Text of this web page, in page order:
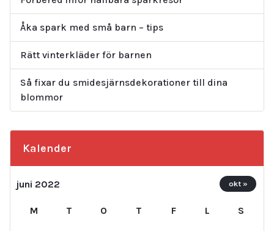
Åka spark med små barn – tips
Rätt vinterkläder för barnen
Så fixar du smidesjärnsdekorationer till dina
blommor
Kalender
juni 2022
M T O T F L S
okt »